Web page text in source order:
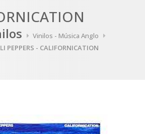
Vinilos - Música Anglo
PEPPERS - CALIFORNICATION